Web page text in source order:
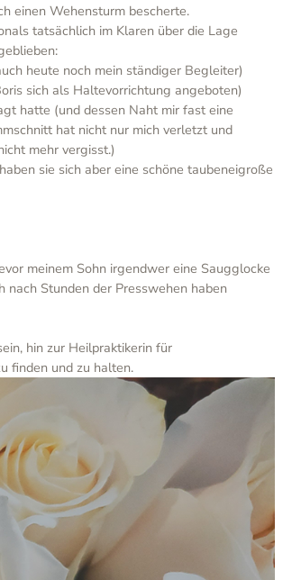
einen Wehensturm bescherte.
tatsächlich im Klaren über die Lage
heute noch mein ständiger Begleiter)
sich als Haltevorrichtung angeboten)
hatte (und dessen Naht mir fast eine
hat nicht nur mich verletzt und
mehr vergisst.)
sie sich aber eine schöne taubeneigroße
meinem Sohn irgendwer eine Saugglocke
Stunden der Presswehen haben
hin zur Heilpraktikerin für
finden und zu halten.